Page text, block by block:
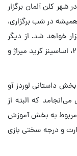
در شهر کلن آلمان برگزار
در شب برگزاری،
برگزار خواهد شد. از دیگر
عناوین حاضر در این مراسم می‌توان به الن ویک ۲، اساسینز کرید میراژ و
داستانی لوردز آو
۳۰ ساعت به طول می‌انجامد که البته از
حدود یک ساعت و ۳۰ دقیقه مربوط به بخش آموزش
و درجه سختی بازی